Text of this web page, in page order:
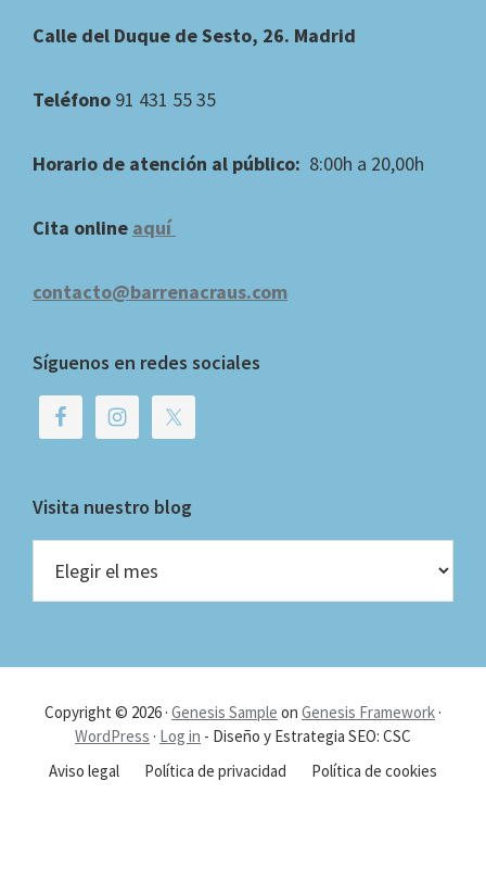
Footer
Calle del Duque de Sesto, 26. Madrid
Teléfono 91 431 55 35
Horario de atención al público: 8:00h a 20,00h
Cita online aquí
contacto@barrenacraus.com
Síguenos en redes sociales
Visita nuestro blog
nuestro
Copyright © 2026 · Genesis Sample on Genesis Framework ·
WordPress · Log in - Diseño y Estrategia SEO: CSC
Aviso legal
Política de privacidad Política de cookies